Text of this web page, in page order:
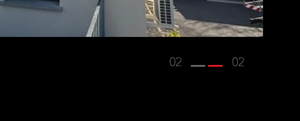
02 02